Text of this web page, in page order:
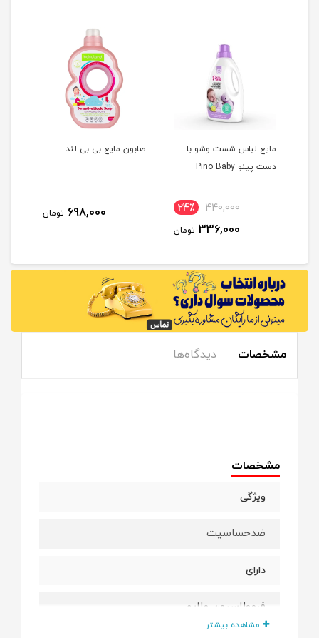
مایع لباس شست وشو با
دست پینو Pino Baby
440,000 24٪
336,000 تومان
صابون مایع بی بی لند
698,000 تومان
مشخصات دیدگاه‌ها
مشخصات
ویژگی
ضدحساسیت
دارای
فرمولاسیون ملایم
مشاهده بیشتر